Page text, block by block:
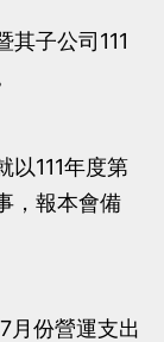
其子公司111
以111年度第
，報本會備
月份營運支出